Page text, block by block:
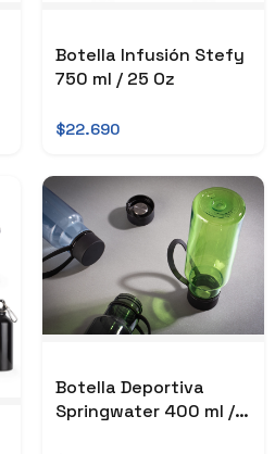
Botella Infusión Stefy
750 ml / 25 Oz
$22.690
Botella Deportiva
Springwater 400 ml /